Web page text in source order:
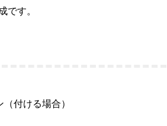
です。
付ける場合）